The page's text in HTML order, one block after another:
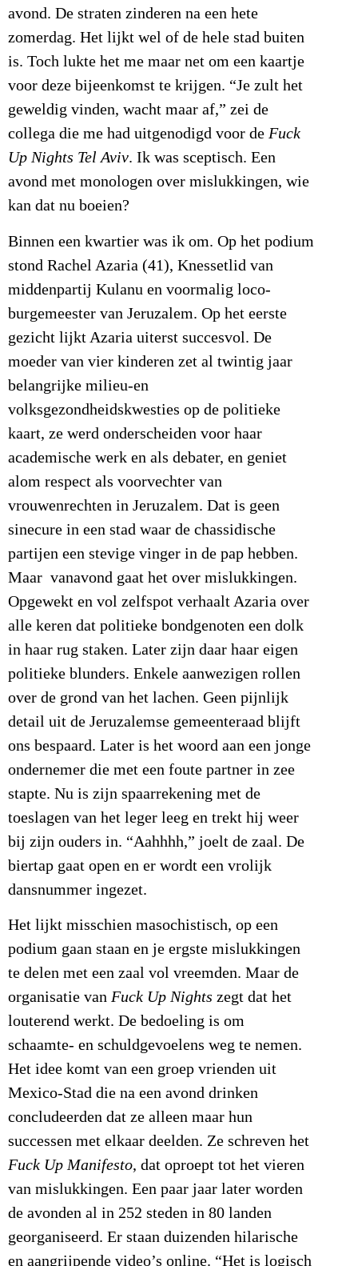
avond. De straten zinderen na een hete
zomerdag. Het lijkt wel of de hele stad buiten
is. Toch lukte het me maar net om een kaartje
voor deze bijeenkomst te krijgen. “Je zult het
geweldig vinden, wacht maar af,” zei de
collega die me had uitgenodigd voor de Fuck
Up Nights Tel Aviv. Ik was sceptisch. Een
avond met monologen over mislukkingen, wie
kan dat nu boeien?
Binnen een kwartier was ik om. Op het podium
stond Rachel Azaria (41), Knessetlid van
middenpartij Kulanu en voormalig loco-
burgemeester van Jeruzalem. Op het eerste
gezicht lijkt Azaria uiterst succesvol. De
moeder van vier kinderen zet al twintig jaar
belangrijke milieu-en
volksgezondheidskwesties op de politieke
kaart, ze werd onderscheiden voor haar
academische werk en als debater, en geniet
alom respect als voorvechter van
vrouwenrechten in Jeruzalem. Dat is geen
sinecure in een stad waar de chassidische
partijen een stevige vinger in de pap hebben.
Maar vanavond gaat het over mislukkingen.
Opgewekt en vol zelfspot verhaalt Azaria over
alle keren dat politieke bondgenoten een dolk
in haar rug staken. Later zijn daar haar eigen
politieke blunders. Enkele aanwezigen rollen
over de grond van het lachen. Geen pijnlijk
detail uit de Jeruzalemse gemeenteraad blijft
ons bespaard. Later is het woord aan een jonge
ondernemer die met een foute partner in zee
stapte. Nu is zijn spaarrekening met de
toeslagen van het leger leeg en trekt hij weer
bij zijn ouders in. “Aahhhh,” joelt de zaal. De
biertap gaat open en er wordt een vrolijk
dansnummer ingezet.
Het lijkt misschien masochistisch, op een
podium gaan staan en je ergste mislukkingen
te delen met een zaal vol vreemden. Maar de
organisatie van Fuck Up Nights zegt dat het
louterend werkt. De bedoeling is om
schaamte- en schuldgevoelens weg te nemen.
Het idee komt van een groep vrienden uit
Mexico-Stad die na een avond drinken
concludeerden dat ze alleen maar hun
successen met elkaar deelden. Ze schreven het
Fuck Up Manifesto, dat oproept tot het vieren
van mislukkingen. Een paar jaar later worden
de avonden al in 252 steden in 80 landen
georganiseerd. Er staan duizenden hilarische
en aangrijpende video’s online. “Het is logisch